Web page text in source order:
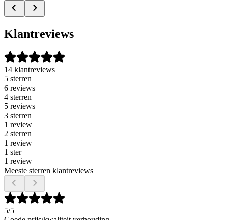
Klantreviews
14 klantreviews
5 sterren
6 reviews
4 sterren
5 reviews
3 sterren
1 review
2 sterren
1 review
1 ster
1 review
Meeste sterren klantreviews
5/5